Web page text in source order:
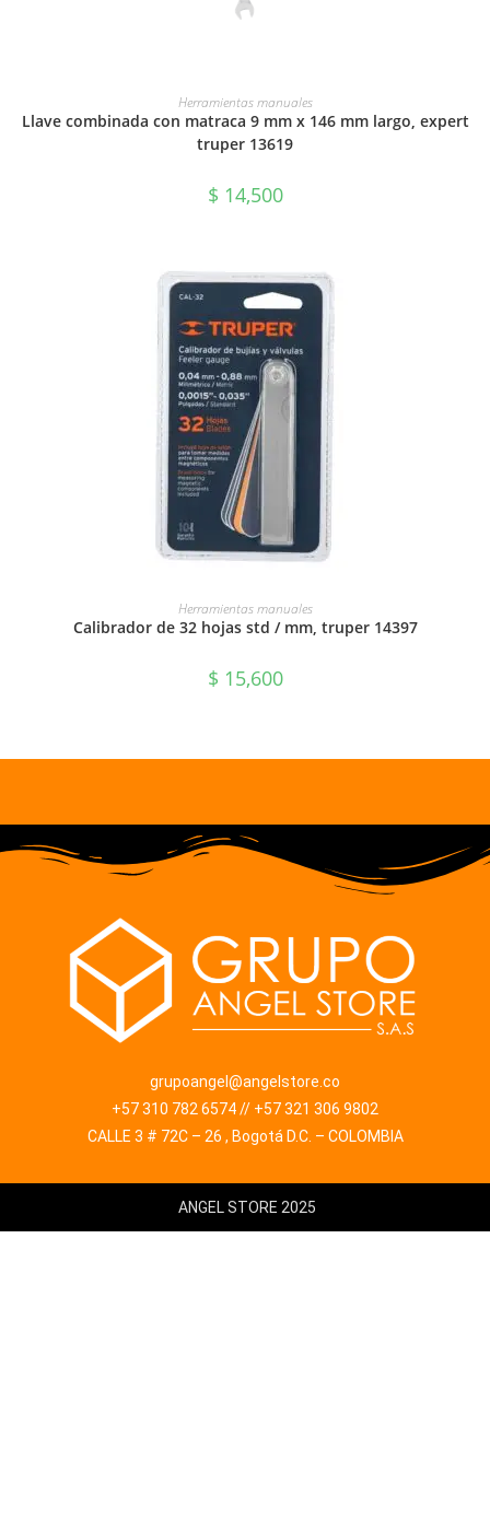
AÑADIR AL CARRITO
Herramientas manuales
Llave combinada con matraca 9 mm x 146 mm largo, expert
truper 13619
$ 14,500
AÑADIR AL CARRITO
Herramientas manuales
Calibrador de 32 hojas std / mm, truper 14397
$ 15,600
grupoangel@angelstore.co
+57 310 782 6574 // +57 321 306 9802
CALLE 3 # 72C – 26 , Bogotá D.C. – COLOMBIA
ANGEL STORE 2025